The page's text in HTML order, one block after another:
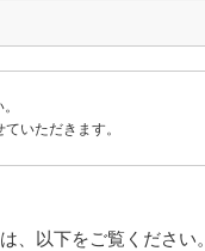
いただきます。
、以下をご覧ください。